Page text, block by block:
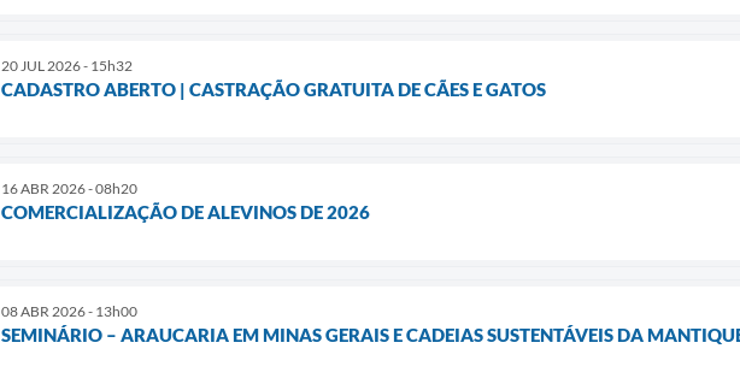
20 JUL 2026 - 15h32
CADASTRO ABERTO | CASTRAÇÃO GRATUITA DE CÃES E GATOS
16 ABR 2026 - 08h20
COMERCIALIZAÇÃO DE ALEVINOS DE 2026
08 ABR 2026 - 13h00
SEMINÁRIO – ARAUCARIA EM MINAS GERAIS E CADEIAS SUSTENTÁVEIS DA